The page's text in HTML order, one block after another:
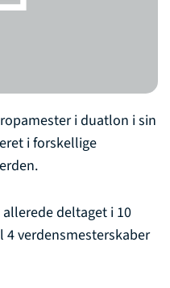
i duatlon i sin
i forskellige
deltaget i 10
4 verdensmesterskaber